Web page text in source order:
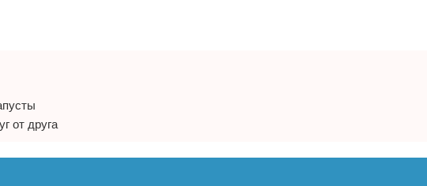
от друга